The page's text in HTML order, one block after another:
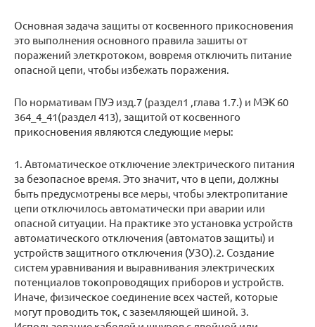
Основная задача защиты от косвенного прикосновения
это выполнения основного правила зашиты от
поражений элеткротоком, вовремя отключить питание
опасной цепи, чтобы избежать поражения.
По нормативам ПУЭ изд.7 (раздел1 ,глава 1.7.) и МЭК 60
364_4_41(раздел 413), защитой от косвенного
прикосновения являются следующие меры:
1. Автоматическое отключение электрического питания
за безопасное время. Это значит, что в цепи, должны
быть предусмотрены все меры, чтобы электропитание
цепи отключилось автоматически при аварии или
опасной ситуации. На практике это установка устройств
автоматического отключения (автоматов защиты) и
устройств защитного отключения (УЗО).2. Создание
систем уравнивания и выравнивания электрических
потенциалов токопроводящих приборов и устройств.
Иначе, физическое соединение всех частей, которые
могут проводить ток, с заземляющей шиной. 3.